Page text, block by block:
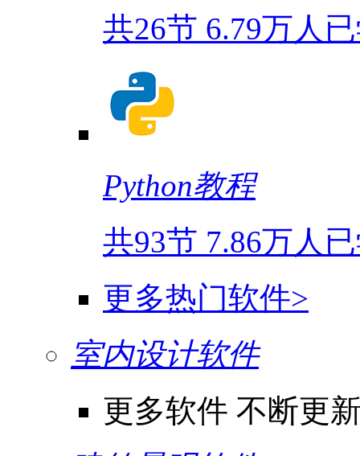
共26节 6.79万人
Python教程
共93节 7.86万人
更多热门软件>
室内设计软件
更多软件 不断更